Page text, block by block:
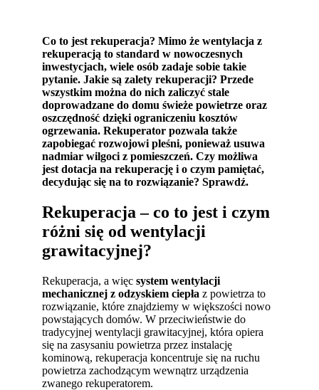
Co to jest rekuperacja? Mimo że wentylacja z
rekuperacją to standard w nowoczesnych
inwestycjach, wiele osób zadaje sobie takie
pytanie. Jakie są zalety rekuperacji? Przede
wszystkim można do nich zaliczyć stale
doprowadzane do domu świeże powietrze oraz
oszczędność dzięki ograniczeniu kosztów
ogrzewania. Rekuperator pozwala także
zapobiegać rozwojowi pleśni, ponieważ usuwa
nadmiar wilgoci z pomieszczeń. Czy możliwa
jest dotacja na rekuperację i o czym pamiętać,
decydując się na to rozwiązanie? Sprawdź.
Rekuperacja – co to jest i czym
różni się od wentylacji
grawitacyjnej?
Rekuperacja, a więcsystem wentylacji
mechanicznej z odzyskiem ciepła z powietrza to
rozwiązanie, które znajdziemy w większości nowo
powstających domów. W przeciwieństwie do
tradycyjnej wentylacji grawitacyjnej, która opiera
się na zasysaniu powietrza przez instalację
kominową, rekuperacja koncentruje się na ruchu
powietrza zachodzącym wewnątrz urządzenia
zwanego rekuperatorem.